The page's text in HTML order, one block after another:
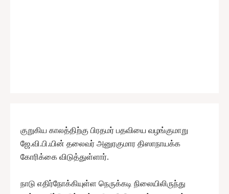
குறுகிய காலத்திற்கு பிரதமர் பதவியை வழங்குமாறு
ஜே.வி.பி.யின் தலைவர் அனுரகுமார திஸாநாயக்க
கோரிக்கை விடுத்துள்ளார்.
நாடு எதிர்நோக்கியுள்ள நெருக்கடி நிலையிலிருந்து